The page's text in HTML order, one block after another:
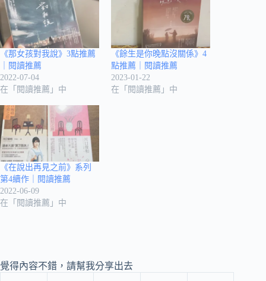
《那女孩對我說》3點推薦
｜閱讀推薦
2022-07-04
在「閱讀推薦」中
《餘生是你晚點沒關係》4
點推薦｜閱讀推薦
2023-01-22
在「閱讀推薦」中
《在說出再見之前》系列
第4續作｜閱讀推薦
2022-06-09
在「閱讀推薦」中
覺得內容不錯，請幫我分享出去